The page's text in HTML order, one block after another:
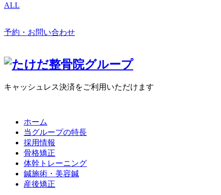
ALL
予約・お問い合わせ
キャッシュレス決済をご利用いただけます
ホーム
当グループの特長
採用情報
骨格矯正
体幹トレーニング
鍼施術・美容鍼
産後矯正